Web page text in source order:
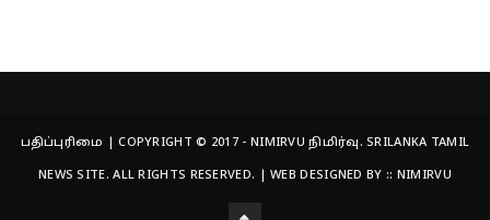
பதிப்புரிமை | COPYRIGHT © 2017 - NIMIRVU நிமிர்வு. SRILANKA TAMIL
NEWS SITE. ALL RIGHTS RESERVED. | WEB DESIGNED BY :: NIMIRVU